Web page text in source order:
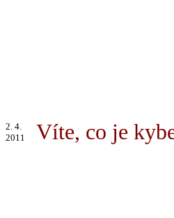
2. 4.
2011
Víte, co je